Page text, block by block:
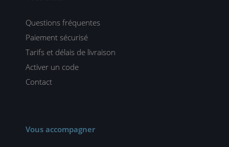
Questions fréquentes
Paiement sécurisé
Tarifs et délais de livraison
Activer un code
Contact
Vous accompagner